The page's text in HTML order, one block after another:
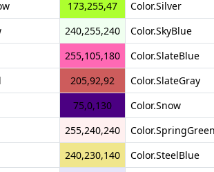
173,255,47
Color.Silver
240,255,240
Color.SkyBlue
255,105,180
Color.SlateBlue
205,92,92
Color.SlateGray
75,0,130
Color.Snow
255,240,240
240,230,140
Color.SteelBlue